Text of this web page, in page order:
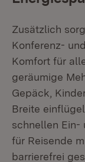
Zusätzlich
Konferenz-
Komfort für
geräumige
Gepäck,
Breite
schnellen Ein-
für Reisende
barrierefrei